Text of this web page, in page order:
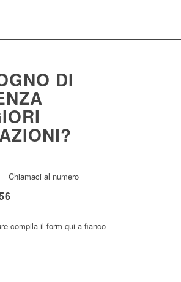
DI
Chiamaci al numero
compila il form qui a fianco